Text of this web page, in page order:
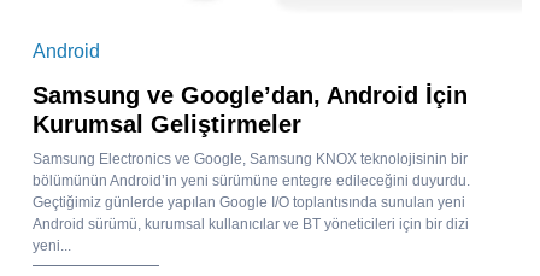
Android
Samsung ve Google’dan, Android İçin
Kurumsal Geliştirmeler
Samsung Electronics ve Google, Samsung KNOX teknolojisinin bir
bölümünün Android’in yeni sürümüne entegre edileceğini duyurdu.
Geçtiğimiz günlerde yapılan Google I/O toplantısında sunulan yeni
Android sürümü, kurumsal kullanıcılar ve BT yöneticileri için bir dizi
yeni...